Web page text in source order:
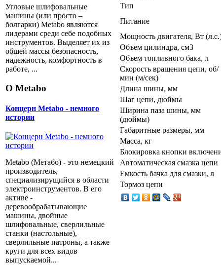
Угловые шлифовальные
машины (или просто –
болгарки) Мetabo являются
лидерами среди себе подобных
инструментов. Выделяет их из
общей массы безопасность,
надежность, комфортность в
работе, ...
О Metabo
Концерн Metabo - немного
истории
Metabo (Метабо) - это немецкий
производитель,
специализирущийся в области
электроинструментов. В его
активе -
деревообрабатывающие
машины, двойные
шлифовальные, сверлильные
станки (настольные),
сверлильные патроны, а также
круги для всех видов
выпускаемой...
Тип
Питание
Мощность двигателя, Вт
Объем цилиндра, см3
Объем топливного бака, л
Скорость вращения цепи, об/
мин (м/сек)
Длина шины, мм
Шаг цепи, дюймы
Ширина паза шины, мм
(дюймы)
Габаритные размеры, мм
Масса, кг
Блокировка кнопки
Автоматическая смазка цепи
Емкость бачка для смазки, л
Тормоз цепи